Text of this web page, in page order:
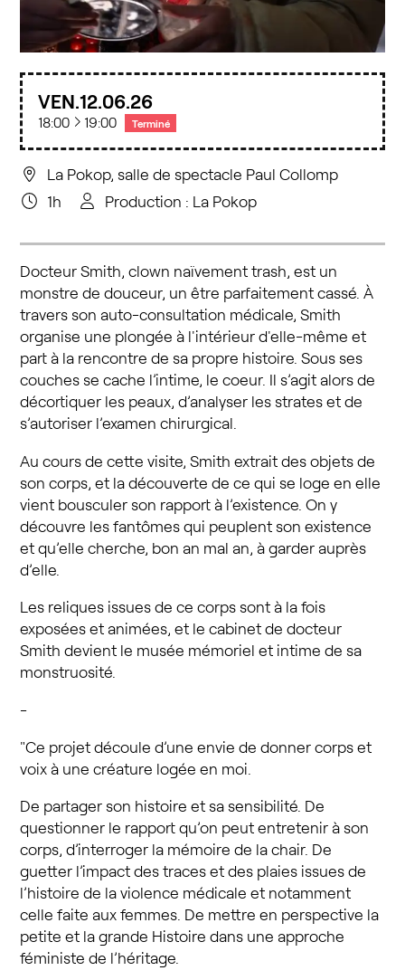
VEN.12 06 26
18:00 à19:00 Terminé
La Pokop, salle de spectacle Paul Collomp
1h
Production : La Pokop
Docteur Smith, clown naïvement trash, est un
monstre de douceur, un être parfaitement cassé. À
travers son auto-consultation médicale, Smith
organise une plongée à l'intérieur d'elle-même et
part à la rencontre de sa propre histoire. Sous ses
couches se cache l’intime, le coeur. Il s’agit alors de
décortiquer les peaux, d’analyser les strates et de
s’autoriser l’examen chirurgical.
Au cours de cette visite, Smith extrait des objets de
son corps, et la découverte de ce qui se loge en elle
vient bousculer son rapport à l’existence. On y
découvre les fantômes qui peuplent son existence
et qu’elle cherche, bon an mal an, à garder auprès
d’elle.
Les reliques issues de ce corps sont à la fois
exposées et animées, et le cabinet de docteur
Smith devient le musée mémoriel et intime de sa
monstruosité.
-
"Ce projet découle d’une envie de donner corps et
voix à une créature logée en moi.
De partager son histoire et sa sensibilité. De
questionner le rapport qu’on peut entretenir à son
corps, d’interroger la mémoire de la chair. De
guetter l’impact des traces et des plaies issues de
l’histoire de la violence médicale et notamment
celle faite aux femmes. De mettre en perspective la
petite et la grande Histoire dans une approche
féministe de l’héritage.